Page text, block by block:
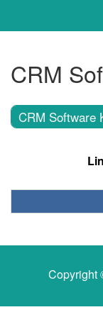
CRM
CRM Software
Copyright